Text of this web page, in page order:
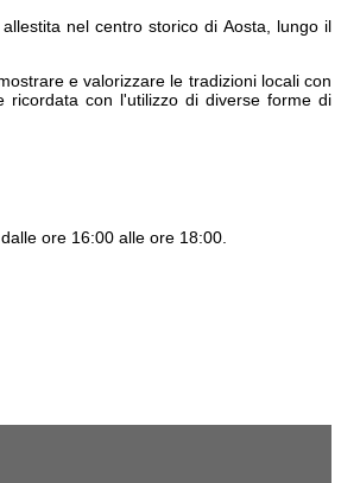
allestita nelcentro storico di Aosta, lungo il
e valorizzare le tradizioni locali con
ricordata con l'utilizzo di diverse forme di
ore 16:00 alle ore 18:00.